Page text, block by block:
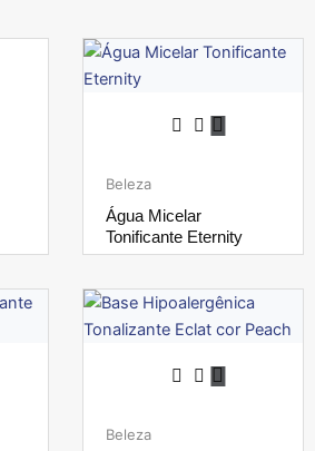
Beleza
Água Micelar
Tonificante Eternity
Beleza